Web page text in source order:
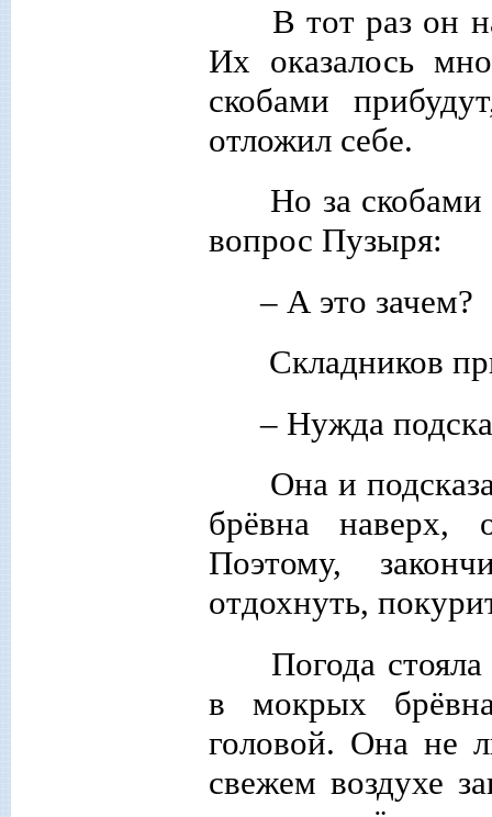
В тот раз он
Их оказалось
скобами
отложил себе.
Но за
вопрос Пузыря:
– А это зачем?
Складников
– Нужда
Она и
брёвна наверх,
Поэтому,
отдохнуть,
Погода
в мокрых
головой. Она не
свежем воздухе